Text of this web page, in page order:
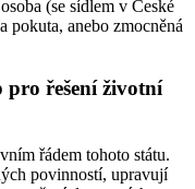
(se sídlem v České
pokuta, anebo zmocněná
pro řešení životní
řádem tohoto státu.
povinností, upravují